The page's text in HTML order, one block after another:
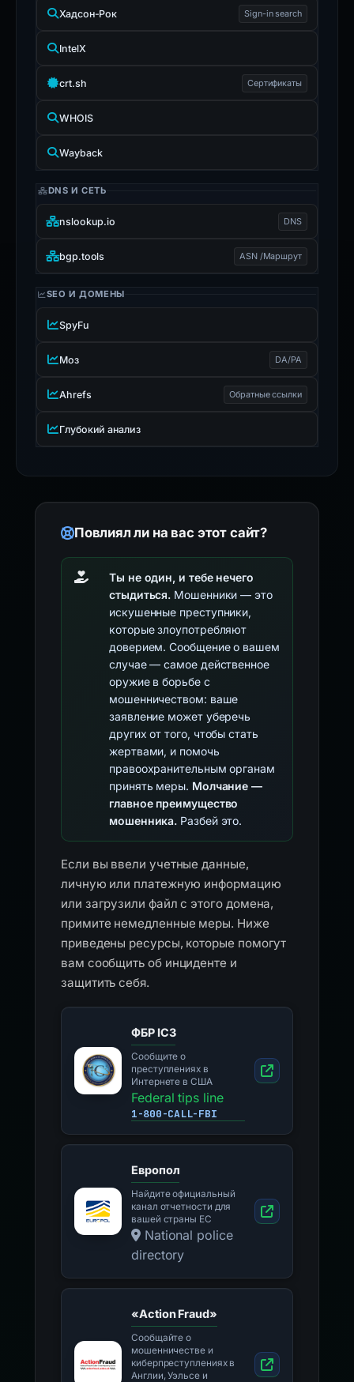
Хадсон-Рок Sign-in search
IntelX
crt.sh Сертификаты
WHOIS
Wayback
DNS И СЕТЬ
nslookup.io DNS
bgp.tools ASN /Маршрут
SEO И ДОМЕНЫ
SpyFu
Моз DA/PA
Ahrefs Обратные ссылки
Глубокий анализ
Повлиял ли на вас этот сайт?
Ты не один, и тебе нечего
стыдиться. Мошенники — это
искушенные преступники,
которые злоупотребляют
доверием. Сообщение о вашем
случае — самое действенное
оружие в борьбе с
мошенничеством: ваше
заявление может уберечь
других от того, чтобы стать
жертвами, и помочь
правоохранительным органам
принять меры. Молчание —
главное преимущество
мошенника. Разбей это.
Если вы ввели учетные данные,
личную или платежную информацию
или загрузили файл с этого домена,
примите немедленные меры. Ниже
приведены ресурсы, которые помогут
вам сообщить об инциденте и
защитить себя.
ФБР IC3
Сообщите о
преступлениях в
Интернете в США
Federal tips line
1-800-CALL-FBI
Европол
Найдите официальный
канал отчетности для
вашей страны ЕС
National police
directory
«Action Fraud»
Сообщайте о
мошенничестве и
киберпреступлениях в
Англии, Уэльсе и